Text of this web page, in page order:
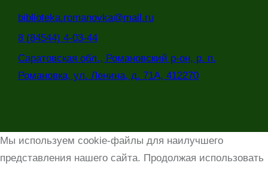
biblioteka.romanovka@mail.ru
8 (84544) 4-03-44
Саратовская обл., Романовский р-он, р. п.
Романовка, ул. Ленина, д. 71А, 412270
Мы используем cookie-файлы для наилучшего
представления нашего сайта. Продолжая использовать